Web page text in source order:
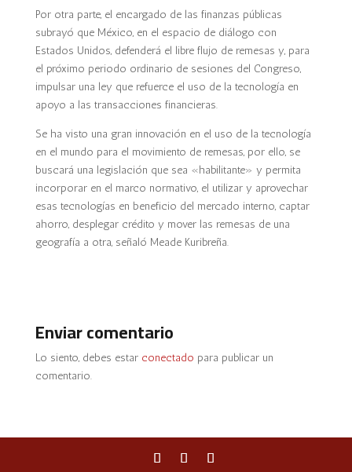
Por otra parte, el encargado de las finanzas públicas
subrayó que México, en el espacio de diálogo con
Estados Unidos, defenderá el libre flujo de remesas y, para
el próximo periodo ordinario de sesiones del Congreso,
impulsar una ley que refuerce el uso de la tecnología en
apoyo a las transacciones financieras.
Se ha visto una gran innovación en el uso de la tecnología
en el mundo para el movimiento de remesas, por ello, se
buscará una legislación que sea «habilitante» y permita
incorporar en el marco normativo, el utilizar y aprovechar
esas tecnologías en beneficio del mercado interno, captar
ahorro, desplegar crédito y mover las remesas de una
geografía a otra, señaló Meade Kuribreña.
Enviar comentario
Lo siento, debes estar conectado para publicar un
comentario.